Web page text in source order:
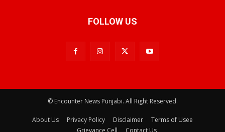
FOLLOW US
© Encounter News Punjabi. All Right Reserved.
About Us Privacy Policy Disclaimer
Terms of Usee
Grievance Cell
Contact Us